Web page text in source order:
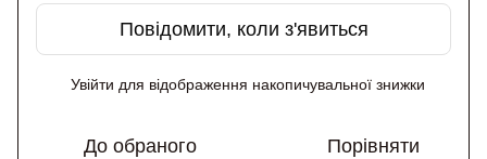
Повідомити, коли з'явиться
Увійти для відображення накопичувальної знижки
До обраного Порівняти